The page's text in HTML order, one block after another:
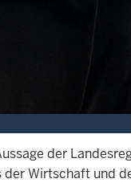
der
Wirtschaft und